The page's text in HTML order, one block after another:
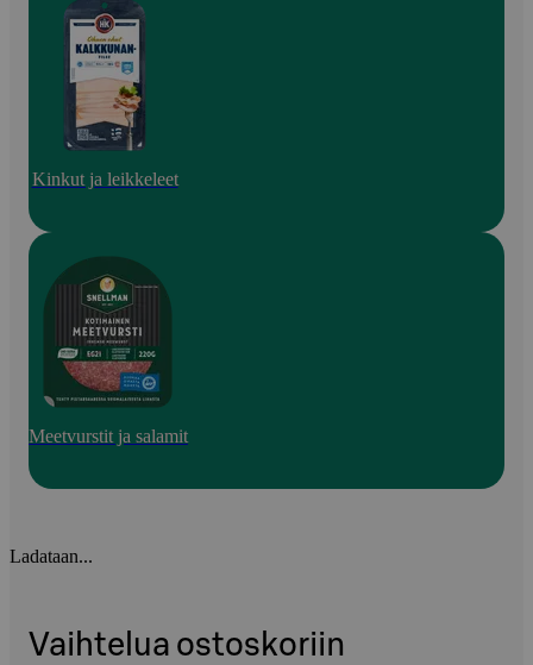
Kinkut ja leikkeleet
Meetvurstit ja salamit
Ladataan...
Vaihtelua ostoskoriin